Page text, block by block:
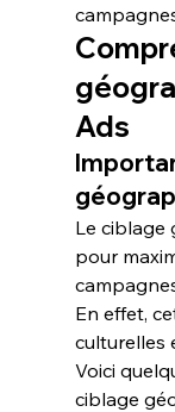
Ads
Le ciblage
pour
En effet,
culturelles
Voici
ciblage